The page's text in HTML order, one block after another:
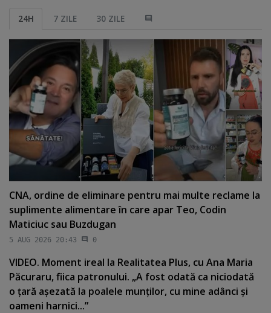
24H 7 ZILE 30 ZILE
CNA, ordine de eliminare pentru mai multe reclame la
suplimente alimentare în care apar Teo, Codin
Maticiuc sau Buzdugan
5 AUG 2026 20:43 0
VIDEO. Moment ireal la Realitatea Plus, cu Ana Maria
Păcuraru, fiica patronului. „A fost odată ca niciodată
o ţară aşezată la poalele munţilor, cu mine adânci şi
oameni harnici...”